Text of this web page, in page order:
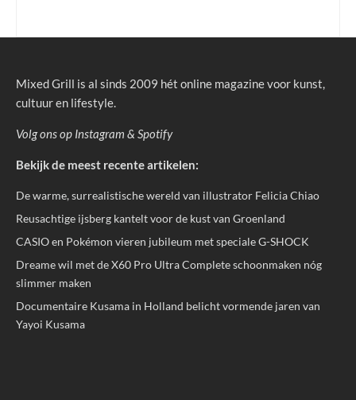
Mixed Grill is al sinds 2009 hét online magazine voor kunst,
cultuur en lifestyle.
Volg ons op Instagram & Spotify
Bekijk de meest recente artikelen:
De warme, surrealistische wereld van illustrator Felicia Chiao
Reusachtige ijsberg kantelt voor de kust van Groenland
CASIO en Pokémon vieren jubileum met speciale G-SHOCK
Dreame wil met de X60 Pro Ultra Complete schoonmaken nóg
slimmer maken
Documentaire Kusama in Holland belicht vormende jaren van
Yayoi Kusama